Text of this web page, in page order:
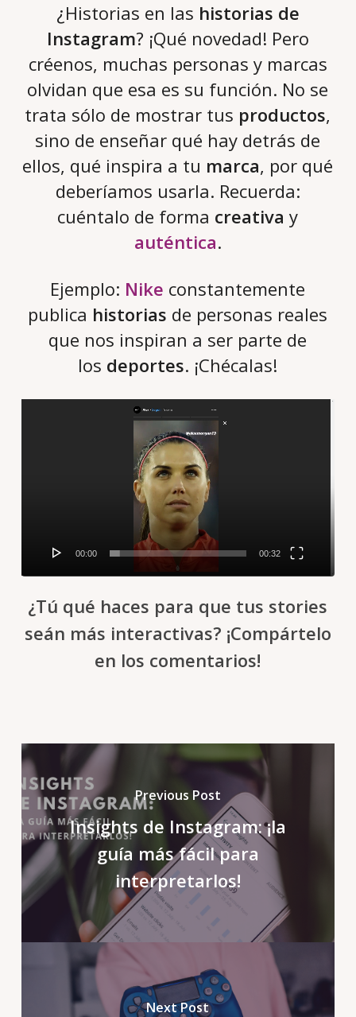
¿Historias en las historias de
Instagram? ¡Qué novedad! Pero
créenos, muchas personas y marcas
olvidan que esa es su función. No se
trata sólo de mostrar tus productos,
sino de enseñar qué hay detrás de
ellos, qué inspira a tu marca, por qué
deberíamos usarla. Recuerda:
cuéntalo de forma creativa y
auténtica.
Ejemplo: Nike constantemente
publica historias de personas reales
que nos inspiran a ser parte de
los deportes. ¡Chécalas!
00:00 00:32
¿Tú qué haces para que tus stories
seán más interactivas? ¡Compártelo
en los comentarios!
Previous Post
Insights de Instagram: ¡la
guía más fácil para
interpretarlos!
Next Post